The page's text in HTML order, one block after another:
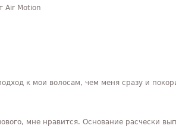
к мои волосам, чем меня сразу и
мне нравится. Основание расчески